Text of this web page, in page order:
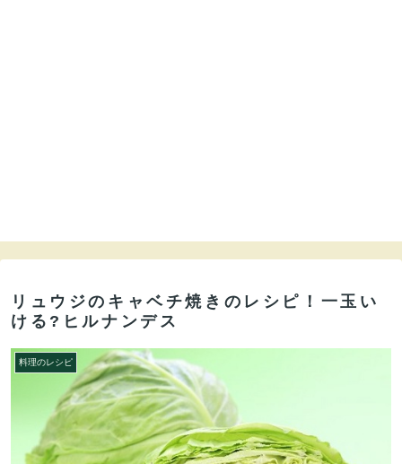
リュウジのキャベチ焼きのレシピ！一玉い
ける?ヒルナンデス
料理のレシピ